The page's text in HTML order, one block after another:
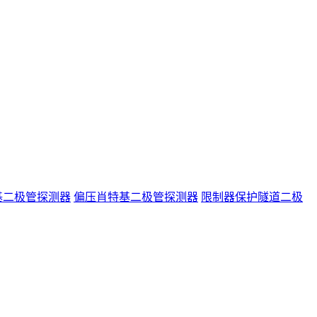
极管探测器 偏压肖特基二极管探测器 限制器保护隧道二极